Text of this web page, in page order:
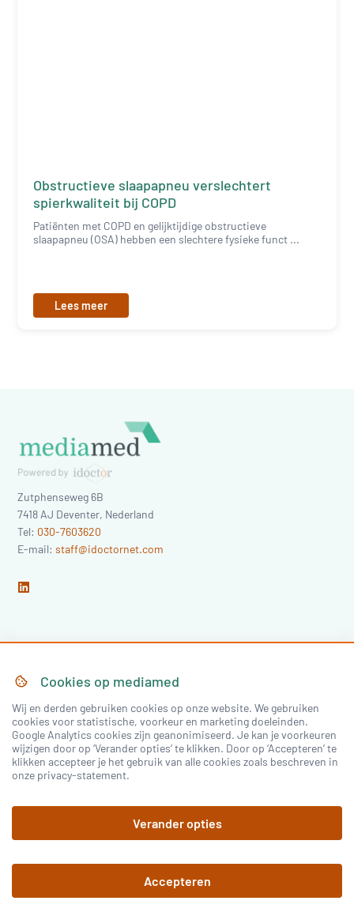
Obstructieve slaapapneu verslechtert
spierkwaliteit bij COPD
Patiënten met COPD en gelijktijdige obstructieve
slaapapneu (OSA) hebben een slechtere fysieke funct ...
Lees meer
Zutphenseweg 6B
7418 AJ Deventer, Nederland
Tel: 030-7603620
E-mail:staff@idoctornet.com
Home
Nascholing Nieuws & Artikelen
Congressen
Cookies op mediamed
Wij en derden gebruiken cookies op onze website. We gebruiken
cookies voor statistische, voorkeur en marketing doeleinden.
Google Analytics cookies zijn geanonimiseerd. Je kan je voorkeuren
wijzigen door op ‘Verander opties’ te klikken. Door op ‘Accepteren’ te
klikken accepteer je het gebruik van alle cookies zoals beschreven in
onze privacy-statement.
Verander opties
Accepteren